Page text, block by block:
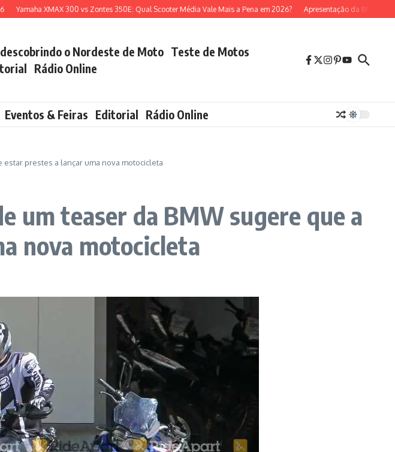
XMAX 300 vs Zontes 350E: Qual Scooter Média Vale Mais a Pena em 2026? Apresentação da BMW R 1300
o Nordeste de Moto Teste de Motos
Rádio Online
Eventos & Feiras Editorial Rádio Online
prestes a lançar uma nova motocicleta
um teaser da BMW sugere que a
nova motocicleta